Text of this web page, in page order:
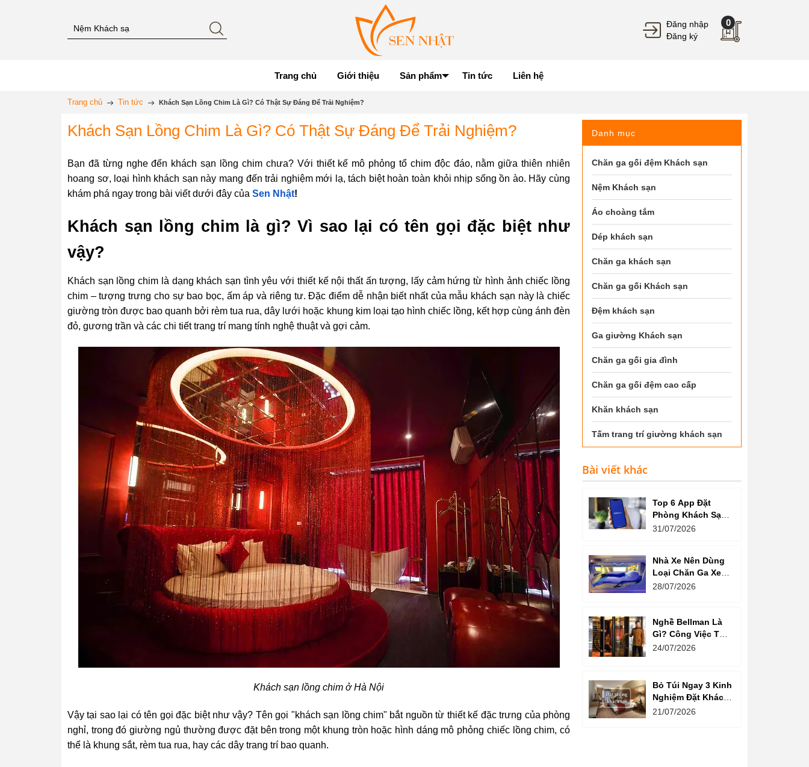
Đăng nhập
Đăng ký
0
Trang chủ Giới thiệu Sản phẩm Tin tức Liên hệ
Trang chủ Tin tức Khách Sạn Lồng Chim Là Gì? Có Thật Sự Đáng Để Trải Nghiệm?
Khách Sạn Lồng Chim Là Gì? Có Thật Sự Đáng Để Trải Nghiệm?
Bạn đã từng nghe đến khách sạn lồng chim chưa? Với thiết kế mô phỏng tổ chim độc đáo, nằm giữa thiên nhiên
hoang sơ, loại hình khách sạn này mang đến trải nghiệm mới lạ, tách biệt hoàn toàn khỏi nhịp sống ồn ào. Hãy cùng
khám phá ngay trong bài viết dưới đây của Sen Nhật!
Khách sạn lồng chim là gì? Vì sao lại có tên gọi đặc biệt như
vậy?
Khách sạn lồng chim là dạng khách sạn tình yêu với thiết kế nội thất ấn tượng, lấy cảm hứng từ hình ảnh chiếc lồng
chim – tượng trưng cho sự bao bọc, ấm áp và riêng tư. Đặc điểm dễ nhận biết nhất của mẫu khách sạn này là chiếc
giường tròn được bao quanh bởi rèm tua rua, dây lưới hoặc khung kim loại tạo hình chiếc lồng, kết hợp cùng ánh đèn
đỏ, gương trần và các chi tiết trang trí mang tính nghệ thuật và gợi cảm.
Khách sạn lồng chim ở Hà Nội
Vậy tại sao lại có tên gọi đặc biệt như vậy? Tên gọi "khách sạn lồng chim" bắt nguồn từ thiết kế đặc trưng của phòng
nghỉ, trong đó giường ngủ thường được đặt bên trong một khung tròn hoặc hình dáng mô phỏng chiếc lồng chim, có
thể là khung sắt, rèm tua rua, hay các dây trang trí bao quanh.
Danh mục
Chăn ga gối đệm Khách sạn
Nệm Khách sạn
Áo choàng tắm
Dép khách sạn
Chăn ga khách sạn
Chăn ga gối Khách sạn
Đệm khách sạn
Ga giường Khách sạn
Chăn ga gối gia đình
Chăn ga gối đệm cao cấp
Khăn khách sạn
Tấm trang trí giường khách sạn
Bài viết khác
Top 6 App Đặt
Phòng Khách Sạn
Giá Tốt, Nhiều Ưu
31/07/2026
Nhà Xe Nên Dùng
Loại Chăn Ga Xe
Giường Nằm Nào?
28/07/2026
Nghề Bellman Là
Gì? Công Việc Thú
Vị Phía Sau Cánh
24/07/2026
Bỏ Túi Ngay 3 Kinh
Nghiệm Đặt Khách
Sạn Giá Rẻ Cho
21/07/2026